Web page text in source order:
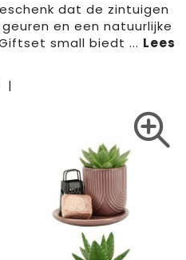
dat de zintuigen
en een natuurlijke
small biedt ...